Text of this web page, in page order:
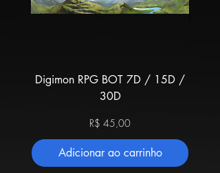
Digimon RPG BOT 7D / 15D /
30D
Preço
R$ 45,00
Adicionar ao carrinho